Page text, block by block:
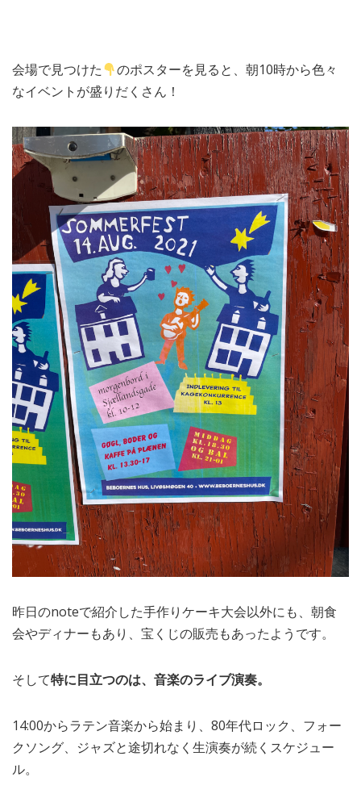
会場で見つけた
のポスターを見ると、朝10時から色々
なイベントが盛りだくさん！
昨日のnoteで紹介した手作りケーキ大会以外にも、朝食
会やディナーもあり、宝くじの販売もあったようです。
そして特に目立つのは、音楽のライブ演奏。
14:00からラテン音楽から始まり、80年代ロック、フォー
クソング、ジャズと途切れなく生演奏が続くスケジュー
ル。